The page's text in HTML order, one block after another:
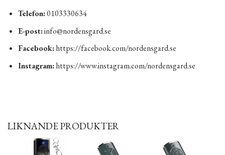
Telefon:0103330634
E-post:info@nordensgard.se
Facebook:https://facebook.com/nordensgard.se
Instagram:https://www.instagram.com/nordensgard.se
LIKNANDE PRODUKTER